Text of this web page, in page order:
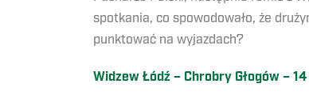
spotkania, co spowodowało, że
punktować na wyjazdach?
Widzew Łódź – Chrobry Głogów –